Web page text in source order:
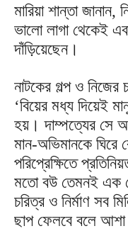
মারিয়া শান্তা
ভালো লাগা থেকেই
দাঁড়িয়েছেন।
নাটকের গল্প ও নিজের
‘‌বিয়ের মধ্য দিয়েই
হয়। দাম্পত্যের সে
মান-অভিমানকে
পরিপ্রেক্ষিতে
মতো বউ তেমনই এক
চরিত্র ও নির্মাণ সব
ছাপ ফেলবে বলে আশা